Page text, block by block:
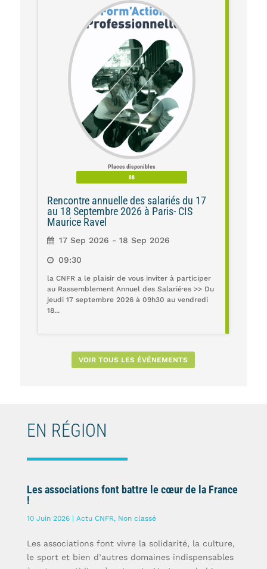
Places disponibles
88
Rencontre annuelle des salariés du 17
au 18 Septembre 2026 à Paris- CIS
Maurice Ravel
17 Sep 2026 - 18 Sep 2026
09:30
la CNFR a le plaisir de vous inviter à participer
au Rassemblement Annuel des Salarié·es >> Du
jeudi 17 septembre 2026 à 09h30 au vendredi
18...
VOIR TOUS LES ÉVÉNEMENTS
EN RÉGION
Les associations font battre le cœur de la France
!
10 Juin 2026 | Actu CNFR, Non classé
Les associations font vivre la solidarité, la culture,
le sport et bien d’autres domaines indispensables